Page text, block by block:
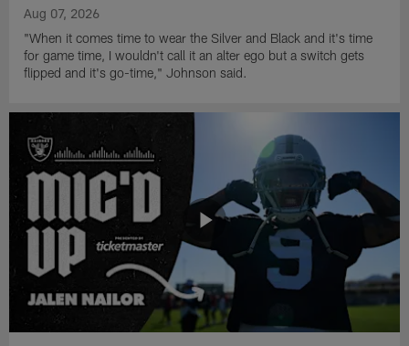
Aug 07, 2026
"When it comes time to wear the Silver and Black and it's time
for game time, I wouldn't call it an alter ego but a switch gets
flipped and it's go-time," Johnson said.